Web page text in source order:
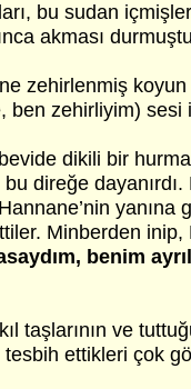
bu sudan
akması
zehirlenmiş koyun
ben zehirliyim) sesi
dikili bir
direğe
Minberden inip,
benim
taşlarının ve
tesbih ettikleri çok